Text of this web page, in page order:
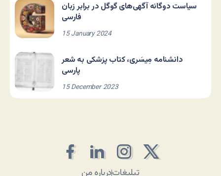
سیاست دوگانه آگهی‌های گوگل در برابر زبان
فارسی
15 January 2024
دانشنامه مِیسَری، کتاب پزشکی به شعر
پارسی
15 December 2023
درباره منتبلیغات